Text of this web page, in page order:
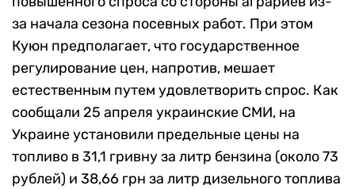
за начала сезона посевных работ. При этом
Куюн предполагает, что государственное
регулирование цен, напротив, мешает
естественным путем удовлетворить спрос. Как
сообщали 25 апреля украинские СМИ, на
Украине установили предельные цены на
топливо в 31,1 гривну за литр бензина (около 73
рублей) и 38,66 грн за литр дизельного топлива